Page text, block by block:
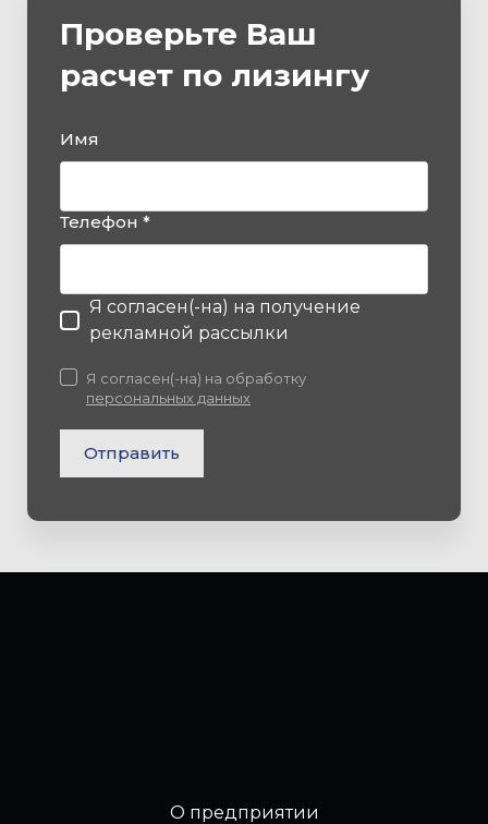
Проверьте Ваш
расчет по лизингу
Имя
Телефон *
Я согласен(-на) на получение
рекламной рассылки
Отправить
Я согласен(-на) на обработку
персональных данных
О предприятии